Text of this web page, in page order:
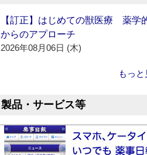
【訂正】はじめての獣医療 薬学
からのアプローチ
2026年08月06日 (木)
もっ
製品・サービス等